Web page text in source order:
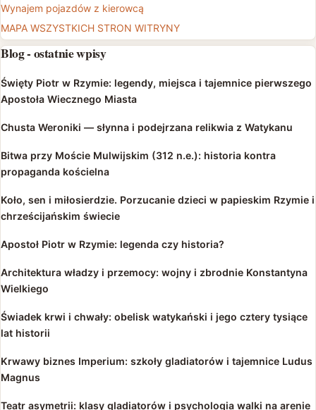
Wynajem pojazdów z kierowcą
MAPA WSZYSTKICH STRON WITRYNY
Blog - ostatnie wpisy
Święty Piotr w Rzymie: legendy, miejsca i tajemnice pierwszego
Apostoła Wiecznego Miasta
Chusta Weroniki — słynna i podejrzana relikwia z Watykanu
Bitwa przy Moście Mulwijskim (312 n.e.): historia kontra
propaganda kościelna
Koło, sen i miłosierdzie. Porzucanie dzieci w papieskim Rzymie i
chrześcijańskim świecie
Apostoł Piotr w Rzymie: legenda czy historia?
Architektura władzy i przemocy: wojny i zbrodnie Konstantyna
Wielkiego
Świadek krwi i chwały: obelisk watykański i jego cztery tysiące
lat historii
Krwawy biznes Imperium: szkoły gladiatorów i tajemnice Ludus
Magnus
Teatr asymetrii: klasy gladiatorów i psychologia walki na arenie